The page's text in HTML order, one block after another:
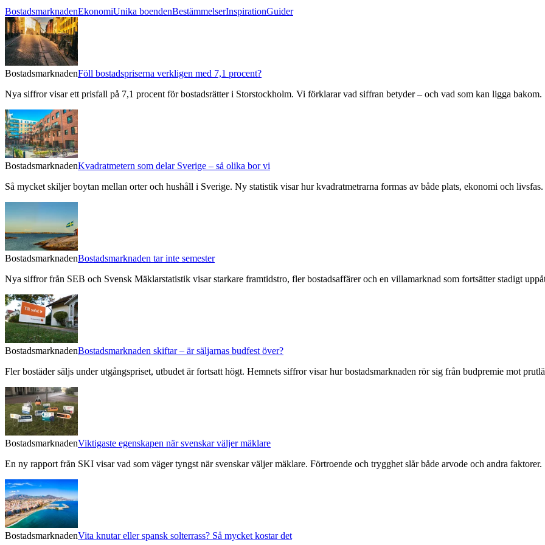
BostadsmarknadenEkonomiUnika boendenBestämmelserInspirationGuider
BostadsmarknadenFöll bostadspriserna verkligen med 7,1 procent?
Nya siffror visar ett prisfall på 7,1 procent för bostadsrätter i Storstockholm. Vi förklarar vad siffran betyder – och vad som kan ligga bakom.
BostadsmarknadenKvadratmetern som delar Sverige – så olika bor vi
Så mycket skiljer boytan mellan orter och hushåll i Sverige. Ny statistik visar hur kvadratmetrarna formas av både plats, ekonomi och livsfas.
BostadsmarknadenBostadsmarknaden tar inte semester
Nya siffror från SEB och Svensk Mäklarstatistik visar starkare framtidstro, fler bostadsaffärer och en villamarknad som fortsätter stadigt
BostadsmarknadenBostadsmarknaden skiftar – är säljarnas budfest över?
Fler bostäder säljs under utgångspriset, utbudet är fortsatt högt. Hemnets siffror visar hur bostadsmarknaden rör sig från budpremie mot
BostadsmarknadenViktigaste egenskapen när svenskar väljer mäklare
En ny rapport från SKI visar vad som väger tyngst när svenskar väljer mäklare. Förtroende och trygghet slår både arvode och andra faktorer.
BostadsmarknadenVita knutar eller spansk solterrass? Så mycket kostar det